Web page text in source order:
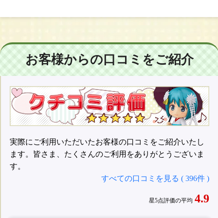
お客様からの口コミをご紹介
実際にご利用いただいたお客様の口コミをご紹介いたし
ます。皆さま、たくさんのご利用をありがとうございま
す。
すべての口コミを見る ( 396件 )
星5点評価の平均 4.9